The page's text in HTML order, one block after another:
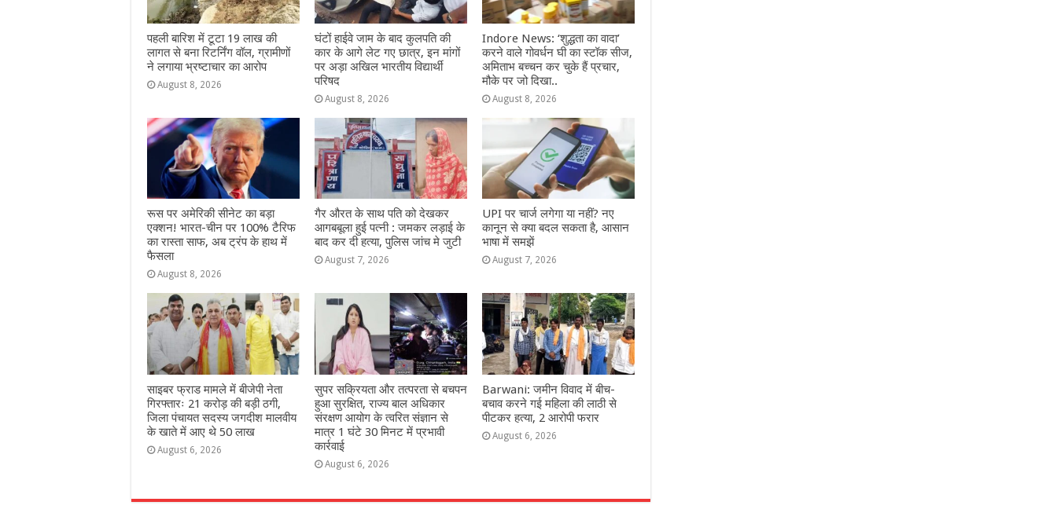
पहली बारिश में टूटा 19 लाख की
लागत से बना रिटर्निंग वॉल, ग्रामीणों
ने लगाया भ्रष्टाचार का आरोप
August 8, 2026
घंटों हाईवे जाम के बाद कुलपति की
कार के आगे लेट गए छात्र, इन मांगों
पर अड़ा अखिल भारतीय विद्यार्थी
परिषद
August 8, 2026
Indore News: ‘शुद्धता का वादा’
करने वाले गोवर्धन घी का स्टॉक सीज,
अमिताभ बच्चन कर चुके हैं प्रचार,
मौके पर जो दिखा..
August 8, 2026
रूस पर अमेरिकी सीनेट का बड़ा
एक्शन! भारत-चीन पर 100% टैरिफ
का रास्ता साफ, अब ट्रंप के हाथ में
फैसला
August 8, 2026
गैर औरत के साथ पति को देखकर
आगबबूला हुई पत्नी : जमकर लड़ाई के
बाद कर दी हत्या, पुलिस जांच मे जुटी
August 7, 2026
UPI पर चार्ज लगेगा या नहीं? नए
कानून से क्या बदल सकता है, आसान
भाषा में समझें
August 7, 2026
साइबर फ्राड मामले में बीजेपी नेता
गिरफ्तारः 21 करोड़ की बड़ी ठगी,
जिला पंचायत सदस्य जगदीश मालवीय
के खाते में आए थे 50 लाख
August 6, 2026
सुपर सक्रियता और तत्परता से बचपन
हुआ सुरक्षित, राज्य बाल अधिकार
संरक्षण आयोग के त्वरित संज्ञान से
मात्र 1 घंटे 30 मिनट में प्रभावी
कार्रवाई
August 6, 2026
Barwani: जमीन विवाद में बीच-
बचाव करने गई महिला की लाठी से
पीटकर हत्या, 2 आरोपी फरार
August 6, 2026